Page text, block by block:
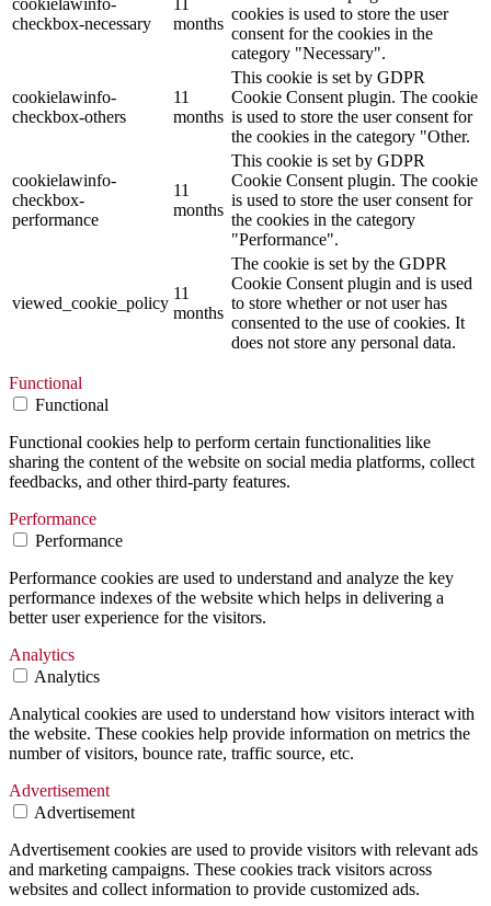
cookielawinfo-
checkbox-necessary
11
months
cookies is used to store the user
consent for the cookies in the
category "Necessary".
cookielawinfo-
checkbox-others
11
months
This cookie is set by GDPR
Cookie Consent plugin. The cookie
is used to store the user consent for
the cookies in the category "Other.
cookielawinfo-
checkbox-
performance
11
months
This cookie is set by GDPR
Cookie Consent plugin. The cookie
is used to store the user consent for
the cookies in the category
"Performance".
viewed_cookie_policy
11
months
The cookie is set by the GDPR
Cookie Consent plugin and is used
to store whether or not user has
consented to the use of cookies. It
does not store any personal data.
Functional
Functional
Functional cookies help to perform certain functionalities like
sharing the content of the website on social media platforms, collect
feedbacks, and other third-party features.
Performance
Performance
Performance cookies are used to understand and analyze the key
performance indexes of the website which helps in delivering a
better user experience for the visitors.
Analytics
Analytics
Analytical cookies are used to understand how visitors interact with
the website. These cookies help provide information on metrics the
number of visitors, bounce rate, traffic source, etc.
Advertisement
Advertisement
Advertisement cookies are used to provide visitors with relevant ads
and marketing campaigns. These cookies track visitors across
websites and collect information to provide customized ads.